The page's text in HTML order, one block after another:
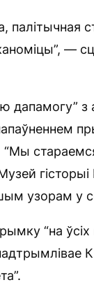
палітычная
—
дапамогу”
гісторыі
узорам у
“на ўсіх